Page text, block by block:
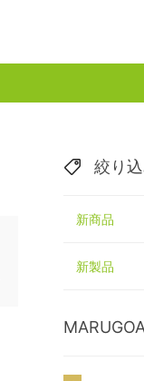
絞り
新商品
新製品